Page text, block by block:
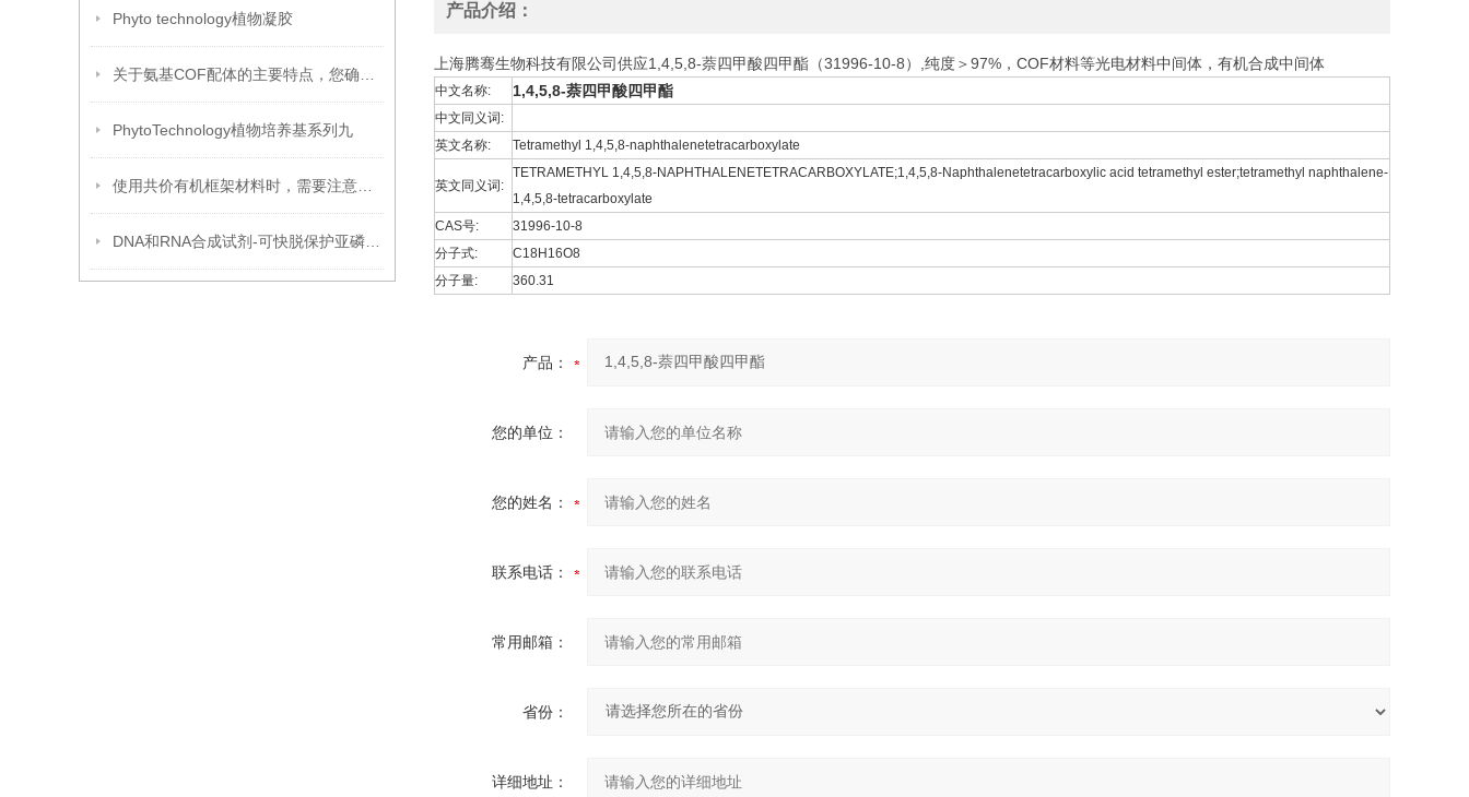
Phyto technology植物凝胶
PhytoTechnology植物培养基系列九
产品介绍：
上海腾骞生物科技有限公司供应1,4,5,8-萘四甲酸四甲酯（31996-10-8）,纯度＞97%，COF材料等光电材料中间体，有机合成中间体
中文名称: 1,4,5,8-萘四甲酸四甲酯
中文同义词:
英文名称:
Tetramethyl 1,4,5,8-naphthalenetetracarboxylate
英文同义词:
TETRAMETHYL 1,4,5,8-NAPHTHALENETETRACARBOXYLATE;1,4,5,8-Naphthalenetetracarboxylic acid tetramethyl ester;tetramethyl naphthalene-
1,4,5,8-tetracarboxylate
CAS号:
31996-10-8
分子式:
C18H16O8
分子量:
360.31
产品：
您的单位：
您的姓名：
联系电话：
常用邮箱：
省份：
详细地址：